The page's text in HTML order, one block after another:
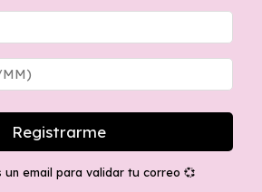
Registrarme
un email para validar tu correo 💞